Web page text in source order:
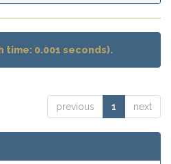
time: 0.001 seconds).
previous 1 next